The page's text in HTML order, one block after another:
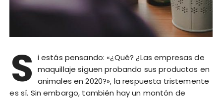
S i estás pensando: «¿Qué? ¿Las empresas de
maquillaje siguen probando sus productos en
animales en 2020?», la respuesta tristemente
es sí. Sin embargo, también hay un montón de